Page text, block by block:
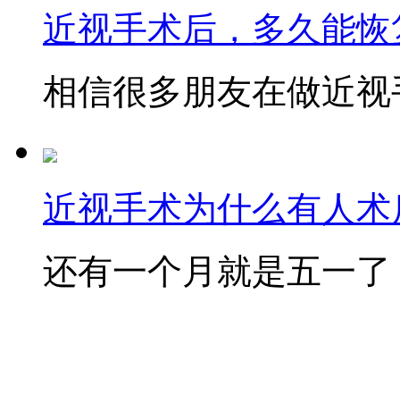
近视手术后，多久能
相信很多朋友在做近
近视手术为什么有人
还有一个月就是五一